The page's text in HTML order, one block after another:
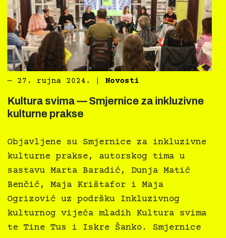
― 27. rujna 2024. Novosti
Kultura svima — Smjernice za inkluzivne
kulturne prakse
Objavljene su Smjernice za inkluzivne
kulturne prakse, autorskog tima u
sastavu Marta Baradić, Dunja Matić
Benčić, Maja Krištafor i Maja
Ogrizović uz podršku Inkluzivnog
kulturnog vijeća mladih Kultura svima
te Tine Tus i Iskre Šanko. Smjernice